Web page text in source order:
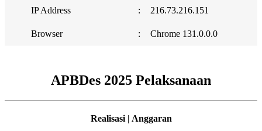
IP Address : 216.73.216.151
Browser : Chrome 131.0.0.0
APBDes 2025 Pelaksanaan
Realisasi | Anggaran